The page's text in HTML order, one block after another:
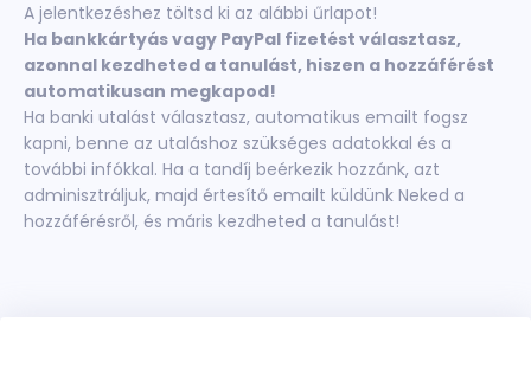
A jelentkezéshez töltsd ki az alábbi űrlapot!
Ha bankkártyás vagy PayPal fizetést választasz,
azonnal kezdheted a tanulást, hiszen a hozzáférést
automatikusan megkapod!
Ha banki utalást választasz, automatikus emailt fogsz
kapni, benne az utaláshoz szükséges adatokkal és a
további infókkal. Ha a tandíj beérkezik hozzánk, azt
adminisztráljuk, majd értesítő emailt küldünk Neked a
hozzáférésről, és máris kezdheted a tanulást!